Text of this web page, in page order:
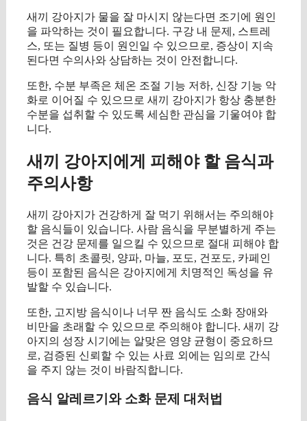
새끼 강아지가 물을 잘 마시지 않는다면 조기에 원인
을 파악하는 것이 필요합니다. 구강 내 문제, 스트레
스, 또는 질병 등이 원인일 수 있으므로, 증상이 지속
된다면 수의사와 상담하는 것이 안전합니다.
또한, 수분 부족은 체온 조절 기능 저하, 신장 기능 악
화로 이어질 수 있으므로 새끼 강아지가 항상 충분한
수분을 섭취할 수 있도록 세심한 관심을 기울여야 합
니다.
새끼 강아지에게 피해야 할 음식과
주의사항
새끼 강아지가 건강하게 잘 먹기 위해서는 주의해야
할 음식들이 있습니다. 사람 음식을 무분별하게 주는
것은 건강 문제를 일으킬 수 있으므로 절대 피해야 합
니다. 특히 초콜릿, 양파, 마늘, 포도, 건포도, 카페인
등이 포함된 음식은 강아지에게 치명적인 독성을 유
발할 수 있습니다.
또한, 고지방 음식이나 너무 짠 음식도 소화 장애와
비만을 초래할 수 있으므로 주의해야 합니다. 새끼 강
아지의 성장 시기에는 알맞은 영양 균형이 중요하므
로, 검증된 신뢰할 수 있는 사료 외에는 임의로 간식
을 주지 않는 것이 바람직합니다.
음식 알레르기와 소화 문제 대처법